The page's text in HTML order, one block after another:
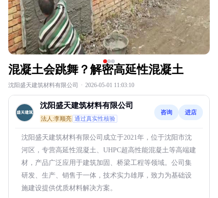
混凝土会跳舞？解密高延性混凝土
沈阳盛天建筑材料有限公司 · 2026-05-01 11:03:10
沈阳盛天建筑材料有限公司
法人:李顺亮 通过真实性核验
咨询 进店
沈阳盛天建筑材料有限公司成立于2021年，位于沈阳市沈
河区，专营高延性混凝土、UHPC超高性能混凝土等高端建
材，产品广泛应用于建筑加固、桥梁工程等领域。公司集
研发、生产、销售于一体，技术实力雄厚，致力为基础设
施建设提供优质材料解决方案。